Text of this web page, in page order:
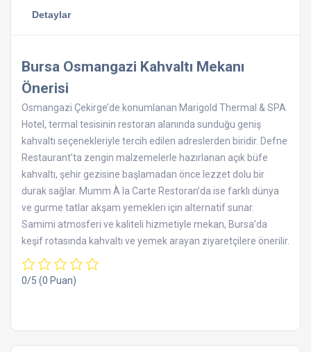
Detaylar
Bursa Osmangazi Kahvaltı Mekanı
Önerisi
Osmangazi Çekirge’de konumlanan Marigold Thermal & SPA
Hotel, termal tesisinin restoran alanında sunduğu geniş
kahvaltı seçenekleriyle tercih edilen adreslerden biridir. Defne
Restaurant’ta zengin malzemelerle hazırlanan açık büfe
kahvaltı, şehir gezisine başlamadan önce lezzet dolu bir
durak sağlar. Mumm À la Carte Restoran’da ise farklı dünya
ve gurme tatlar akşam yemekleri için alternatif sunar.
Samimi atmosferi ve kaliteli hizmetiyle mekan, Bursa’da
keşif rotasında kahvaltı ve yemek arayan ziyaretçilere önerilir.
0/5 (0 Puan)